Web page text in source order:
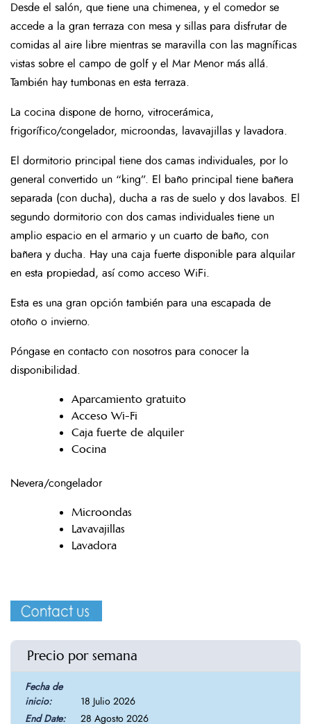
Desde el salón, que tiene una chimenea, y el comedor se
accede a la gran terraza con mesa y sillas para disfrutar de
comidas al aire libre mientras se maravilla con las magníficas
vistas sobre el campo de golf y el Mar Menor más allá.
También hay tumbonas en esta terraza.
La cocina dispone de horno, vitrocerámica,
frigorífico/congelador, microondas, lavavajillas y lavadora.
El dormitorio principal tiene dos camas individuales, por lo
general convertido un “king”. El baño principal tiene bañera
separada (con ducha), ducha a ras de suelo y dos lavabos. El
segundo dormitorio con dos camas individuales tiene un
amplio espacio en el armario y un cuarto de baño, con
bañera y ducha. Hay una caja fuerte disponible para alquilar
en esta propiedad, así como acceso WiFi.
Esta es una gran opción también para una escapada de
otoño o invierno.
Póngase en contacto con nosotros para conocer la
disponibilidad.
Aparcamiento gratuito
Acceso Wi-Fi
Caja fuerte de alquiler
Cocina
Nevera/congelador
Microondas
Lavavajillas
Lavadora
Precio por semana
18 Julio 2026
28 Agosto 2026